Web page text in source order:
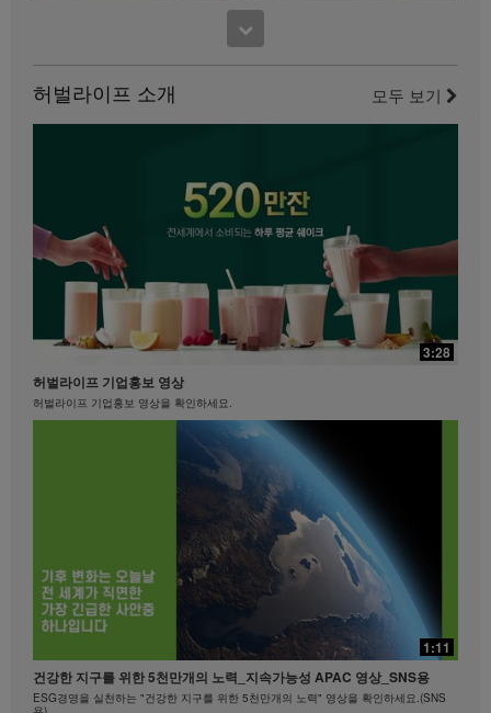
맛있게 먹으면서 다이어트하기 #키토산 #셀유로쓰 #리프트오프
베케이션 & 명절을 준비하는 자세
20:24
빠를수록 좋은!
빠를수록 좋은! #뉴런뉴트리션 #비타민B
사사 노세리노의 파워 다리 컨디셔닝
이 다리 운동을 즐기세요.
29:40
필라테스 강사 제니퍼 델포조와 함께 복근과 엉덩이 근육에 초점을 맞춘 이 필라테스에
도전해 보세요...................
15:40
마크 코로넬과 함께하는 에너지아 운동 #1
히프, 엉덩이
허벌라이프 소개 모두 보기
3:28
허벌라이프 기업홍보 영상
허벌라이프 기업홍보 영상을 확인하세요.
1:11
건강한 지구를 위한 5천만개의 노력_지속가능성 APAC 영상_SNS용
ESG경영을 실천하는 "건강한 지구를 위한 5천만개의 노력" 영상을 확인하세요.(SNS